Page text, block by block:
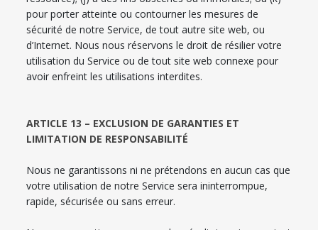
pour porter atteinte ou contourner les mesures de
sécurité de notre Service, de tout autre site web, ou
d’Internet. Nous nous réservons le droit de résilier votre
utilisation du Service ou de tout site web connexe pour
avoir enfreint les utilisations interdites.
ARTICLE 13 – EXCLUSION DE GARANTIES ET
LIMITATION DE RESPONSABILITÉ
Nous ne garantissons ni ne prétendons en aucun cas que
votre utilisation de notre Service sera ininterrompue,
rapide, sécurisée ou sans erreur.